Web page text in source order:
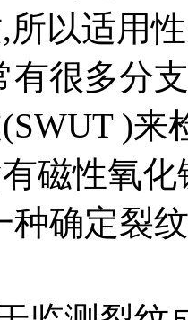
以适用
有很多分
)来
磁性氧化
种确定裂